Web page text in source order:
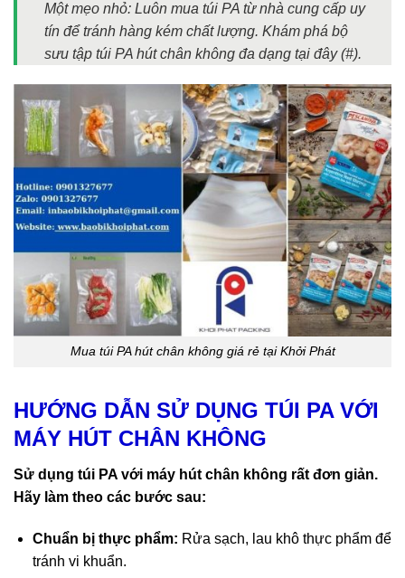
Một mẹo nhỏ: Luôn mua túi PA từ nhà cung cấp uy
tín để tránh hàng kém chất lượng. Khám phá bộ
sưu tập túi PA hút chân không đa dạng tại đây (#).
Mua túi PA hút chân không giá rẻ tại Khởi Phát
HƯỚNG DẪN SỬ DỤNG TÚI PA VỚI
MÁY HÚT CHÂN KHÔNG
Sử dụng túi PA với máy hút chân không rất đơn giản.
Hãy làm theo các bước sau:
Chuẩn bị thực phẩm: Rửa sạch, lau khô thực phẩm để
tránh vi khuẩn.